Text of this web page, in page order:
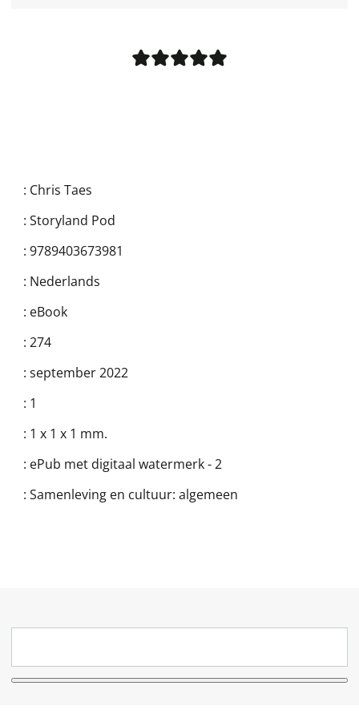
: Chris Taes
: Storyland Pod
: 9789403673981
: Nederlands
: eBook
: 274
: september 2022
: 1
: 1 x 1 x 1 mm.
: ePub met digitaal watermerk - 2
: Samenleving en cultuur: algemeen